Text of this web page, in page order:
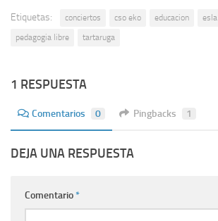
Etiquetas: conciertos cso eko educacion
pedagogia libre
tartaruga
1 RESPUESTA
Comentarios 0 Pingbacks 1
DEJA UNA RESPUESTA
Comentario*